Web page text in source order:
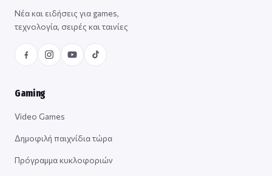
Νέα και ειδήσεις για games,
τεχνολογία, σειρές και ταινίες
Gaming
Video Games
Δημοφιλή παιχνίδια τώρα
Πρόγραμμα κυκλοφοριών